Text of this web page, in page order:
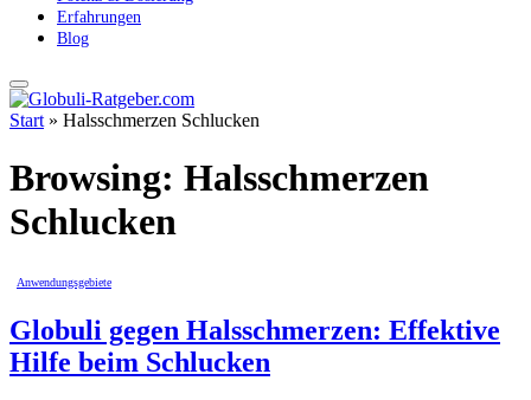
Erfahrungen
Blog
Start » Halsschmerzen Schlucken
Browsing: Halsschmerzen
Schlucken
Anwendungsgebiete
Globuli gegen Halsschmerzen: Effektive
Hilfe beim Schlucken